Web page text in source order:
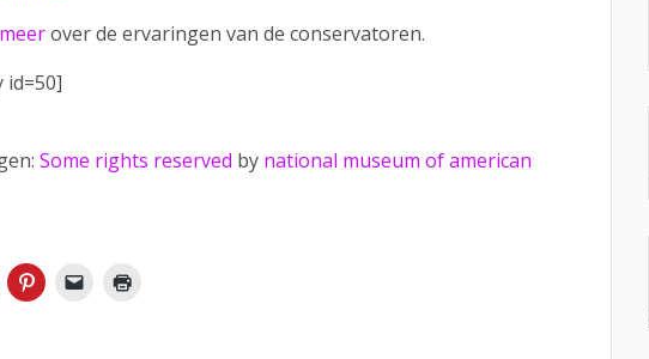
over de ervaringen van de conservatoren.
id=50]
Some rights reserved by national museum of american